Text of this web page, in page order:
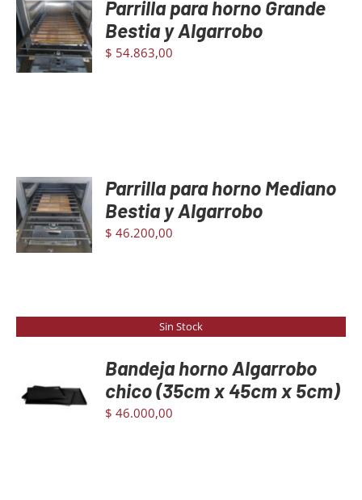
AGREGAR
AL
CARRITO
/
DETAILS
Parrilla para horno Grande
Bestia y Algarrobo
$ 54.863,00
AGREGAR
AL
CARRITO
/
DETAILS
Parrilla para horno Mediano
Bestia y Algarrobo
$ 46.200,00
Sin Stock
DETAILS
Bandeja horno Algarrobo
chico (35cm x 45cm x 5cm)
$ 46.000,00